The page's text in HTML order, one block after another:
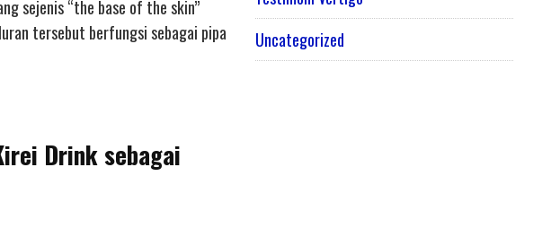
sejenis “the base of the skin”
tersebut berfungsi sebagai pipa
Drink sebagai
Uncategorized